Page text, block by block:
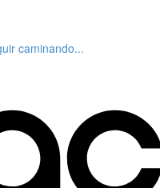
caminando...